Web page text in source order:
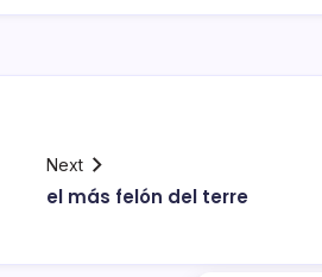
Next
el más felón del terre